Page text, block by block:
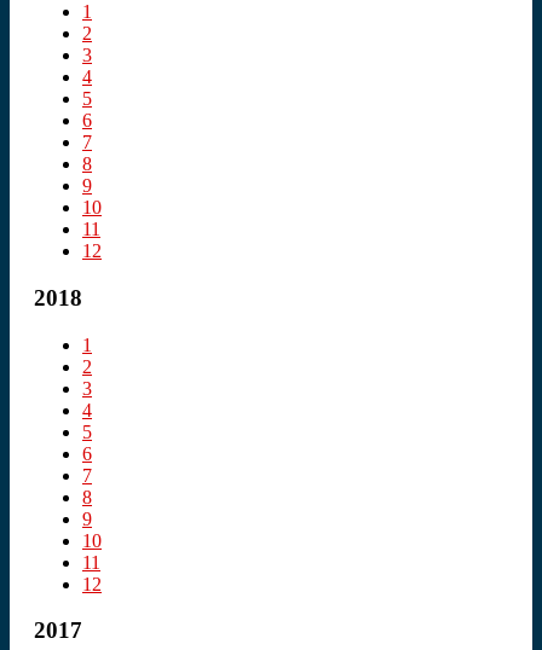
1
2
3
4
5
6
7
8
9
10
11
12
2018
1
2
3
4
5
6
7
8
9
10
11
12
2017